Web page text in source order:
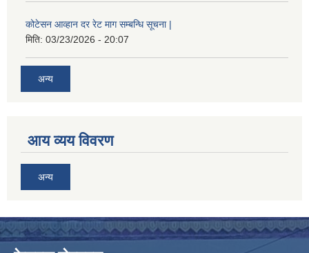
कोटेसन आव्हान दर रेट माग सम्बन्धि सूचना |
मिति: 03/23/2026 - 20:07
अन्य
आय व्यय विवरण
अन्य